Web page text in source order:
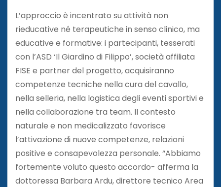
L’approccio è incentrato su attività non
rieducative né terapeutiche in senso clinico, ma
educative e formative: i partecipanti, tesserati
con l’ASD ‘Il Giardino di Filippo’, società affiliata
FISE e partner del progetto, acquisiranno
competenze tecniche nella cura del cavallo,
nella selleria, nella logistica degli eventi sportivi e
nella collaborazione tra team. Il contesto
naturale e non medicalizzato favorisce
l’attivazione di nuove competenze, relazioni
positive e consapevolezza personale. “Abbiamo
fortemente voluto questo accordo- afferma la
dottoressa Barbara Ardu, direttore tecnico Area